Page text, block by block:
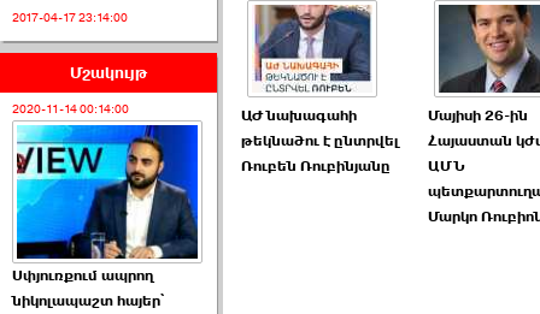
ՍԴ-ն հուլիսի 1-ին
կհեռանա ›››
2026-07-01 00:08:00
Աննա Վարդապետյանն
ուղերձ է հղել ›››
2017-04-17 23:14:00
Մշակույթ
2020-11-14 00:14:00
Սփյուռքում ապրող
նիկոլապաշտ հայեր՝
ԱԺ նախագահի
թեկնածու է ընտրվել
Ռուբեն Ռուբինյանը
Մայիսի 26-ին
Հայաստան
ԱՄՆ
Մարկո